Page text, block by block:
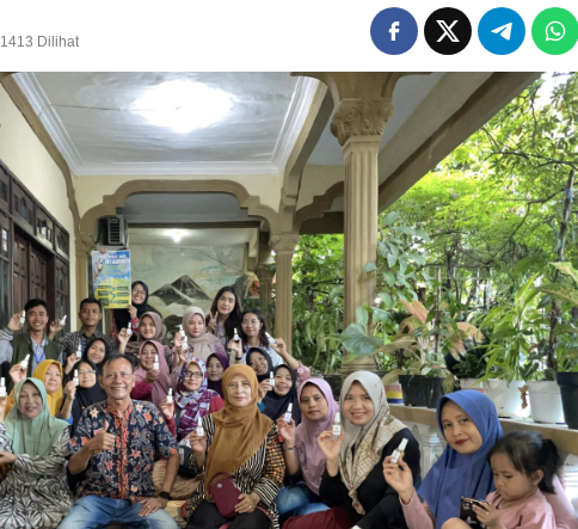
1413 Dilihat